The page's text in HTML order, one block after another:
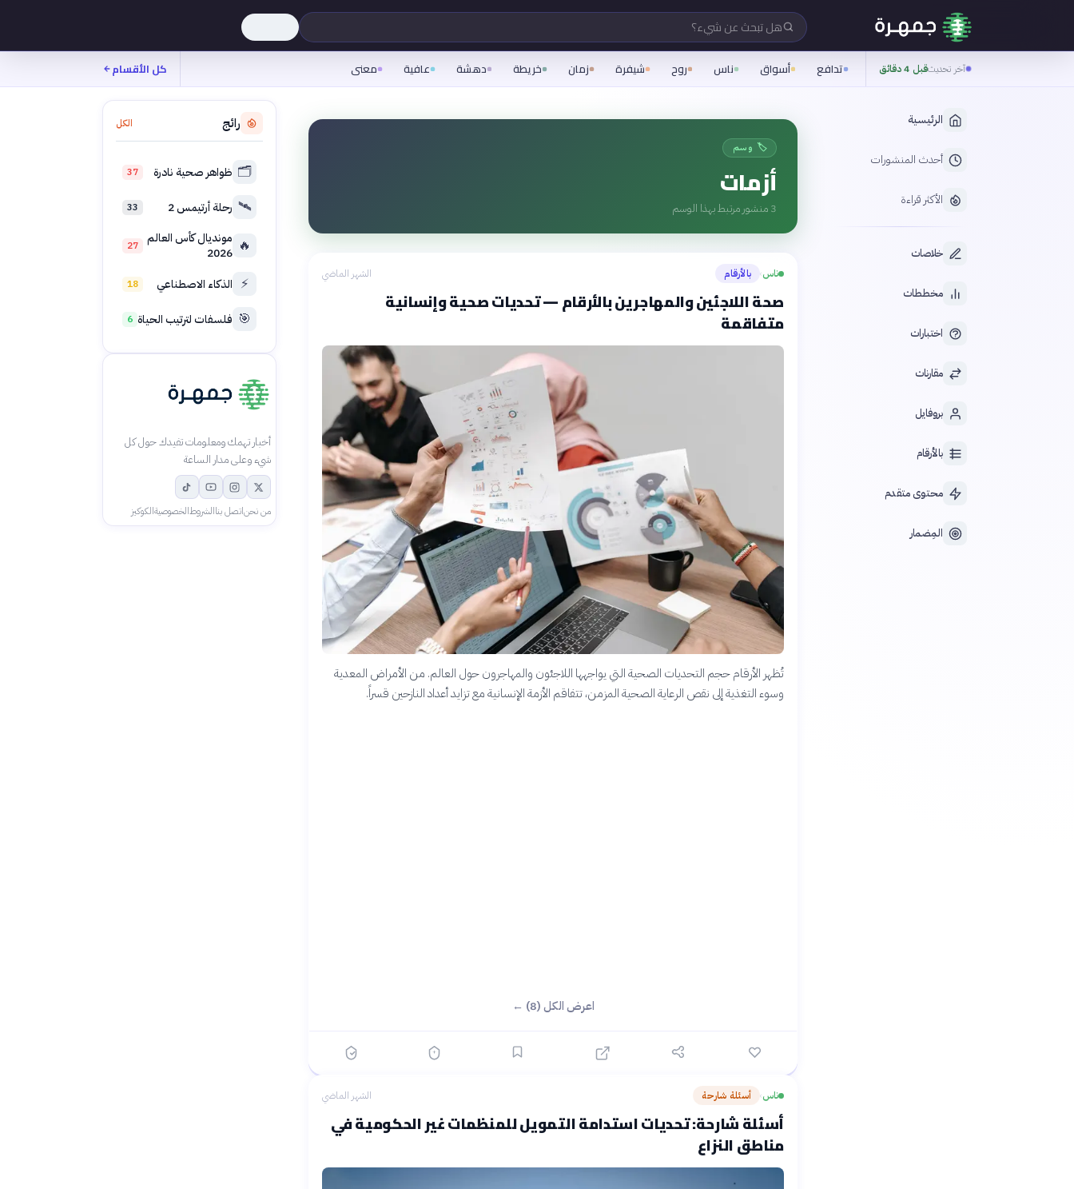
هل تبحث عن شيء؟
آخر تحديثقبل 4 دقائق تدافع أسواق ناس روح شيفرة زمان خريطة دهشة عافية معنى كل الأقسام
الرئيسية
أحدث المنشورات
الأكثر قراءة
خلاصات
مخططات
اختبارات
مقارنات
بروفايل
بالأرقام
محتوى متقدم
المِضمار
🏷️ وسم
أزمات
3 منشور مرتبط بهذا الوسم
ناس› بالأرقام الشهر الماضي
صحة اللاجئين والمهاجرين بالأرقام — تحديات صحية وإنسانية
متفاقمة
تُظهر الأرقام حجم التحديات الصحية التي يواجهها اللاجئون والمهاجرون حول العالم. من الأمراض المعدية
وسوء التغذية إلى نقص الرعاية الصحية المزمن، تتفاقم الأزمة الإنسانية مع تزايد أعداد النازحين قسراً.
اعرض الكل (8) ←
ناس› أسئلة شارحة الشهر الماضي
أسئلة شارحة: تحديات استدامة التمويل للمنظمات غير الحكومية في
مناطق النزاع
رائج الكل
🗂️ ظواهر صحية نادرة 37
🛰️ رحلة أرتيمس 2 33
🔥 مونديال كأس العالم
2026
27
⚡ الذكاء الاصطناعي 18
🎯 فلسفات لترتيب الحياة 6
أخبار تهمك ومعلومات تفيدك حول كل
شيء وعلى مدار الساعة
من نحناتصل بناالشروطالخصوصيةالكوكيز